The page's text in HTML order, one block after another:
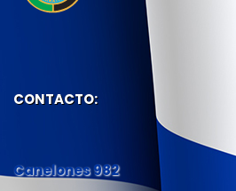
CONTACTO:
Canelones 982